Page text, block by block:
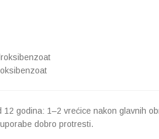
godina: 1–2 vrećice nakon glavnih
dobro protresti.